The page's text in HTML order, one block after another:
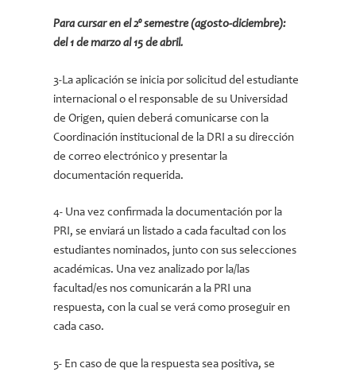
Para cursar en el 2º semestre (agosto-diciembre):
del 1 de marzo al 15 de abril.
3-La aplicación se inicia por solicitud del estudiante
internacional o el responsable de su Universidad
de Origen, quien deberá comunicarse con la
Coordinación institucional de la DRI a su dirección
de correo electrónico y presentar la
documentación requerida.
4- Una vez confirmada la documentación por la
PRI, se enviará un listado a cada facultad con los
estudiantes nominados, junto con sus selecciones
académicas. Una vez analizado por la/las
facultad/es nos comunicarán a la PRI una
respuesta, con la cual se verá como proseguir en
cada caso.
5- En caso de que la respuesta sea positiva, se